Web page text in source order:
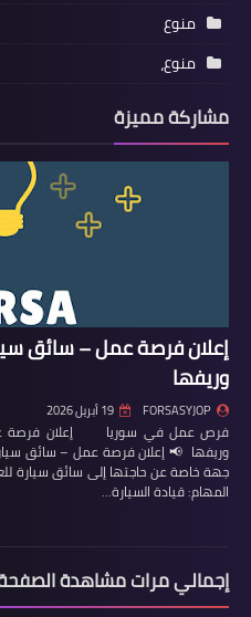
منوع
منوع،
مشاركة مميزة
إعلان فرصة عمل – سائق
وريفها
FORSASYJOP 19 أبريل 2026
فرص عمل في سوريا إعلان فرصة
وريفها 📢 إعلان فرصة عمل – سائق
جهة خاصة عن حاجتها إلى سائق سيارة
المهام: قيادة السيارة…
إجمالي مرات مشاهدة